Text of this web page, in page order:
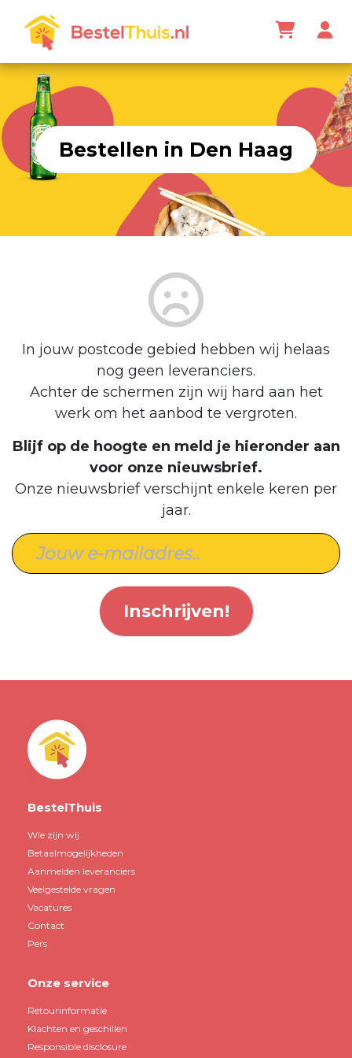
Bestellen in Den Haag
In jouw postcode gebied hebben wij helaas
nog geen leveranciers.
Achter de schermen zijn wij hard aan het
werk om het aanbod te vergroten.
Blijf op de hoogte en meld je hieronder aan
voor onze nieuwsbrief.
Onze nieuwsbrief verschijnt enkele keren per
jaar.
Inschrijven!
BestelThuis
Wie zijn wij
Betaalmogelijkheden
Aanmelden leveranciers
Veelgestelde vragen
Vacatures
Contact
Pers
Onze service
Retourinformatie
Klachten en geschillen
Responsible disclosure